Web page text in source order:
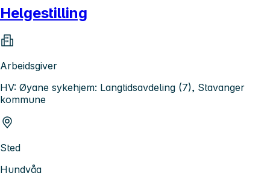
Helgestilling
Arbeidsgiver
HV: Øyane sykehjem: Langtidsavdeling (7), Stavanger
kommune
Sted
Hundvåg